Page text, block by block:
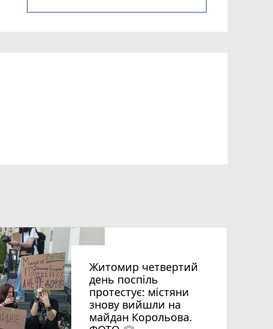
Житомир четвертий
день поспіль
протестує: містяни
знову вийшли на
майдан Корольова.